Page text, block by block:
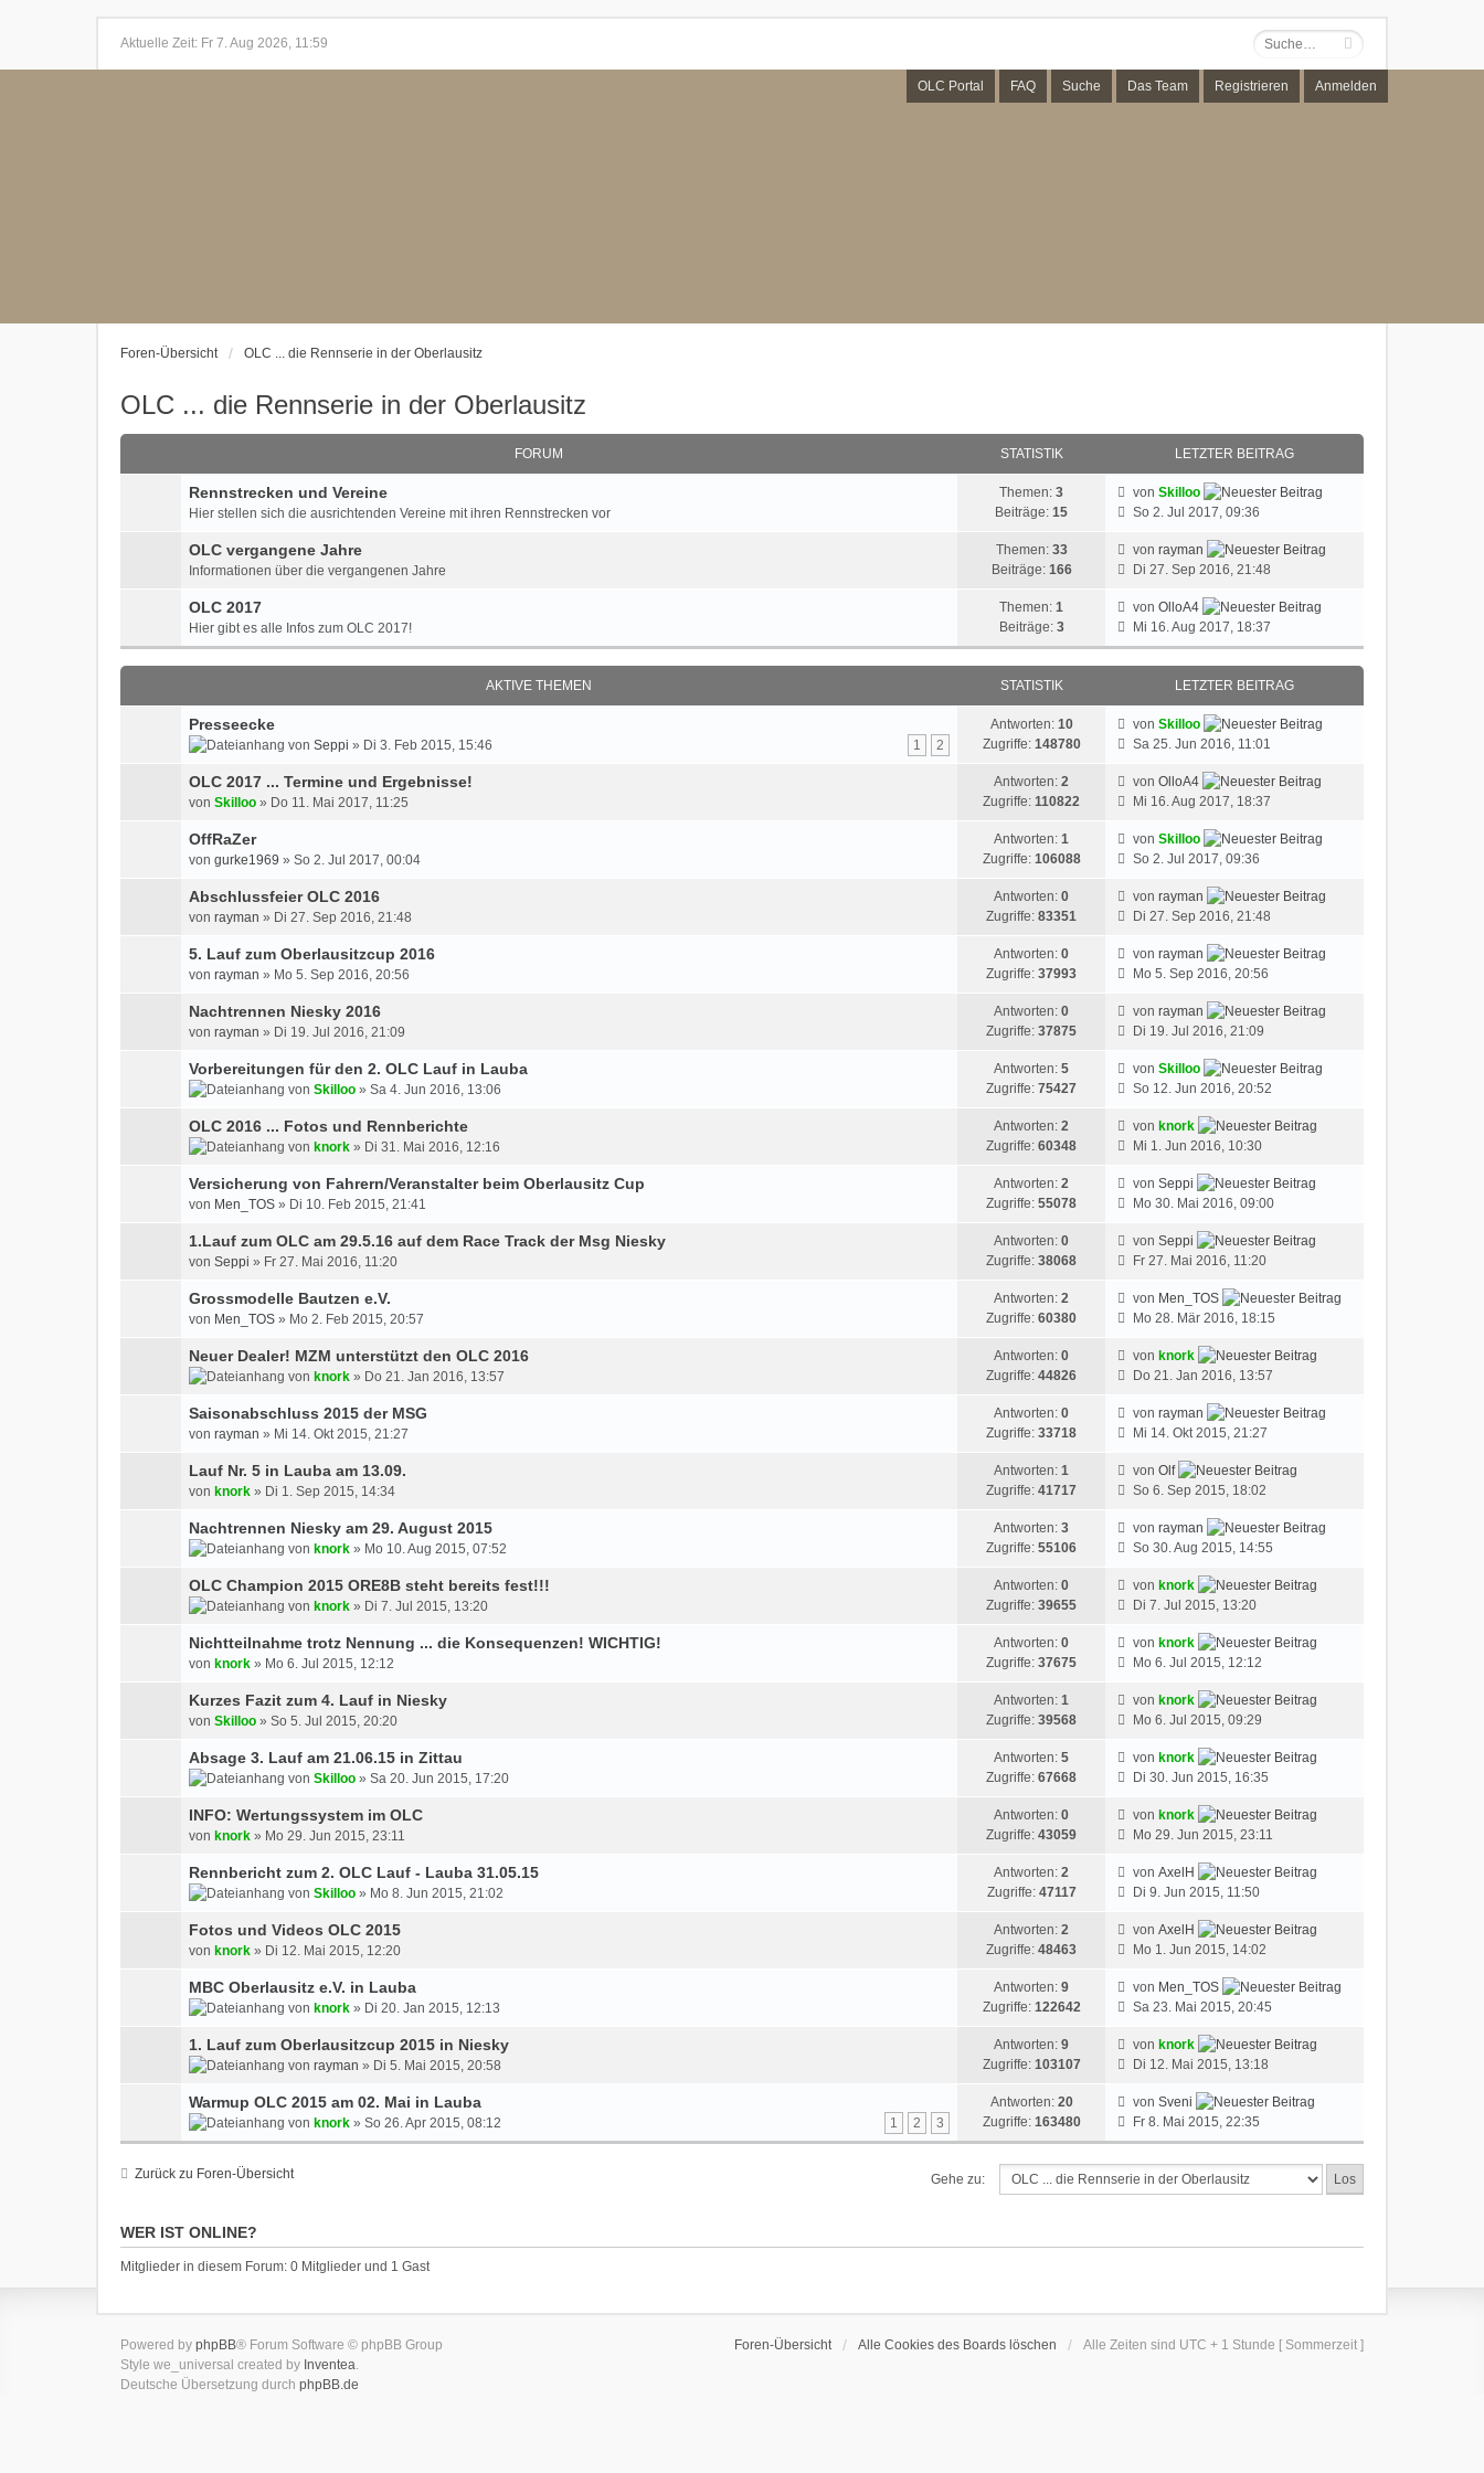
Aktuelle Zeit: Fr 7. Aug 2026, 11:59
OLC Portal FAQ Suche Das Team Registrieren Anmelden
Foren-Übersicht OLC ... die Rennserie in der Oberlausitz
OLC ... die Rennserie in der Oberlausitz
FORUM STATISTIK LETZTER BEITRAG
Rennstrecken und Vereine
Hier stellen sich die ausrichtenden Vereine mit ihren Rennstrecken vor
Themen: 3
Beiträge: 15
vonSkilloo
So 2. Jul 2017, 09:36
OLC vergangene Jahre
Informationen über die vergangenen Jahre
Themen: 33
Beiträge: 166
vonrayman
Di 27. Sep 2016, 21:48
OLC 2017
Hier gibt es alle Infos zum OLC 2017!
Themen: 1
Beiträge: 3
vonOlloA4
Mi 16. Aug 2017, 18:37
AKTIVE THEMEN STATISTIK LETZTER BEITRAG
Presseecke
1 2
von Seppi » Di 3. Feb 2015, 15:46
Antworten: 10
Zugriffe: 148780
vonSkilloo
Sa 25. Jun 2016, 11:01
OLC 2017 ... Termine und Ergebnisse!
von Skilloo » Do 11. Mai 2017, 11:25
Antworten: 2
Zugriffe: 110822
vonOlloA4
Mi 16. Aug 2017, 18:37
OffRaZer
von gurke1969 » So 2. Jul 2017, 00:04
Antworten: 1
Zugriffe: 106088
vonSkilloo
So 2. Jul 2017, 09:36
Abschlussfeier OLC 2016
von rayman » Di 27. Sep 2016, 21:48
Antworten: 0
Zugriffe: 83351
vonrayman
Di 27. Sep 2016, 21:48
5. Lauf zum Oberlausitzcup 2016
von rayman » Mo 5. Sep 2016, 20:56
Antworten: 0
Zugriffe: 37993
vonrayman
Mo 5. Sep 2016, 20:56
Nachtrennen Niesky 2016
von rayman » Di 19. Jul 2016, 21:09
Antworten: 0
Zugriffe: 37875
vonrayman
Di 19. Jul 2016, 21:09
Vorbereitungen für den 2. OLC Lauf in Lauba
von Skilloo » Sa 4. Jun 2016, 13:06
Antworten: 5
Zugriffe: 75427
vonSkilloo
So 12. Jun 2016, 20:52
OLC 2016 ... Fotos und Rennberichte
von knork » Di 31. Mai 2016, 12:16
Antworten: 2
Zugriffe: 60348
von knork
Mi 1. Jun 2016, 10:30
Versicherung von Fahrern/Veranstalter beim Oberlausitz Cup
von Men_TOS » Di 10. Feb 2015, 21:41
Antworten: 2
Zugriffe: 55078
vonSeppi
Mo 30. Mai 2016, 09:00
1.Lauf zum OLC am 29.5.16 auf dem Race Track der Msg Niesky
von Seppi » Fr 27. Mai 2016, 11:20
Antworten: 0
Zugriffe: 38068
vonSeppi
Fr 27. Mai 2016, 11:20
Grossmodelle Bautzen e.V.
von Men_TOS » Mo 2. Feb 2015, 20:57
Antworten: 2
Zugriffe: 60380
von Men_TOS
Mo 28. Mär 2016, 18:15
Neuer Dealer! MZM unterstützt den OLC 2016
von knork » Do 21. Jan 2016, 13:57
Antworten: 0
Zugriffe: 44826
von knork
Do 21. Jan 2016, 13:57
Saisonabschluss 2015 der MSG
von rayman » Mi 14. Okt 2015, 21:27
Antworten: 0
Zugriffe: 33718
vonrayman
Mi 14. Okt 2015, 21:27
Lauf Nr. 5 in Lauba am 13.09.
von knork » Di 1. Sep 2015, 14:34
Antworten: 1
Zugriffe: 41717
vonOlf
So 6. Sep 2015, 18:02
Nachtrennen Niesky am 29. August 2015
von knork » Mo 10. Aug 2015, 07:52
Antworten: 3
Zugriffe: 55106
vonrayman
So 30. Aug 2015, 14:55
OLC Champion 2015 ORE8B steht bereits fest!!!
von knork » Di 7. Jul 2015, 13:20
Antworten: 0
Zugriffe: 39655
von knork
Di 7. Jul 2015, 13:20
Nichtteilnahme trotz Nennung ... die Konsequenzen! WICHTIG!
von knork » Mo 6. Jul 2015, 12:12
Antworten: 0
Zugriffe: 37675
von knork
Mo 6. Jul 2015, 12:12
Kurzes Fazit zum 4. Lauf in Niesky
von Skilloo » So 5. Jul 2015, 20:20
Antworten: 1
Zugriffe: 39568
von knork
Mo 6. Jul 2015, 09:29
Absage 3. Lauf am 21.06.15 in Zittau
von Skilloo » Sa 20. Jun 2015, 17:20
Antworten: 5
Zugriffe: 67668
von knork
Di 30. Jun 2015, 16:35
INFO: Wertungssystem im OLC
von knork » Mo 29. Jun 2015, 23:11
Antworten: 0
Zugriffe: 43059
von knork
Mo 29. Jun 2015, 23:11
Rennbericht zum 2. OLC Lauf - Lauba 31.05.15
von Skilloo » Mo 8. Jun 2015, 21:02
Antworten: 2
Zugriffe: 47117
vonAxelH
Di 9. Jun 2015, 11:50
Fotos und Videos OLC 2015
von knork » Di 12. Mai 2015, 12:20
Antworten: 2
Zugriffe: 48463
vonAxelH
Mo 1. Jun 2015, 14:02
MBC Oberlausitz e.V. in Lauba
von knork » Di 20. Jan 2015, 12:13
Antworten: 9
Zugriffe: 122642
von Men_TOS
Sa 23. Mai 2015, 20:45
1. Lauf zum Oberlausitzcup 2015 in Niesky
von rayman » Di 5. Mai 2015, 20:58
Antworten: 9
Zugriffe: 103107
von knork
Di 12. Mai 2015, 13:18
Warmup OLC 2015 am 02. Mai in Lauba
1 2 3
von knork » So 26. Apr 2015, 08:12
Antworten: 20
Zugriffe: 163480
vonSveni
Fr 8. Mai 2015, 22:35
Zurück zu Foren-Übersicht Gehe zu:
WER IST ONLINE?
Mitglieder in diesem Forum: 0 Mitglieder und 1 Gast
Foren-Übersicht Alle Cookies des Boards löschen Alle Zeiten sind UTC + 1 Stunde [ Sommerzeit ]
Powered by phpBB® Forum Software © phpBB Group
Style we_universal created by Inventea.
Deutsche Übersetzung durch phpBB.de